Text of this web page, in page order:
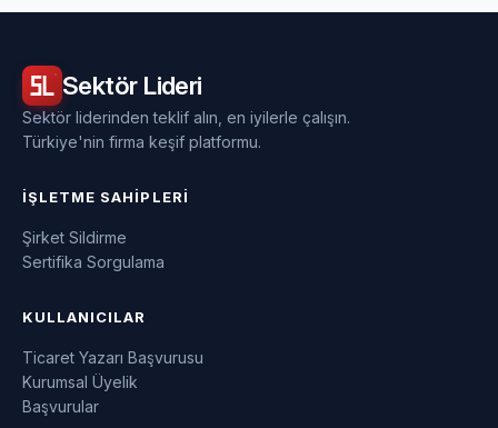
Sektör Lideri
Sektör liderinden teklif alın, en iyilerle çalışın.
Türkiye'nin firma keşif platformu.
İŞLETME SAHIPLERI
Şirket Sildirme
Sertifika Sorgulama
KULLANICILAR
Ticaret Yazarı Başvurusu
Kurumsal Üyelik
Başvurular